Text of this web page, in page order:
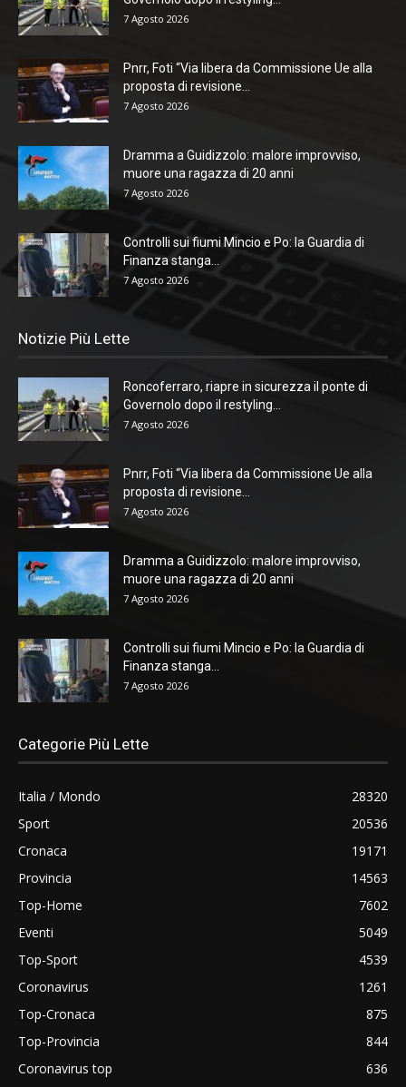
7 Agosto 2026
Pnrr, Foti “Via libera da Commissione Ue alla
proposta di revisione...
7 Agosto 2026
Dramma a Guidizzolo: malore improvviso,
muore una ragazza di 20 anni
7 Agosto 2026
Controlli sui fiumi Mincio e Po: la Guardia di
Finanza stanga...
7 Agosto 2026
Notizie Più Lette
Roncoferraro, riapre in sicurezza il ponte di
Governolo dopo il restyling...
7 Agosto 2026
Pnrr, Foti “Via libera da Commissione Ue alla
proposta di revisione...
7 Agosto 2026
Dramma a Guidizzolo: malore improvviso,
muore una ragazza di 20 anni
7 Agosto 2026
Controlli sui fiumi Mincio e Po: la Guardia di
Finanza stanga...
7 Agosto 2026
Categorie Più Lette
Italia / Mondo
28320
Sport
20536
Cronaca
19171
Provincia
14563
Top-Home
7602
Eventi
5049
Top-Sport
4539
Coronavirus
1261
Top-Cronaca
875
Top-Provincia
844
Coronavirus top
636